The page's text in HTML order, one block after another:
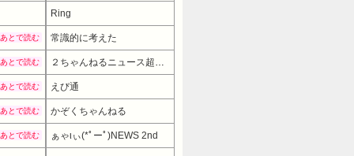
Ring
あとで読む 常識的に考えた
あとで読む ２ちゃんねるニュース超速まとめ＋
あとで読む えび通
あとで読む かぞくちゃんねる
あとで読む ぁゃιぃ(*ﾟーﾟ)NEWS 2nd